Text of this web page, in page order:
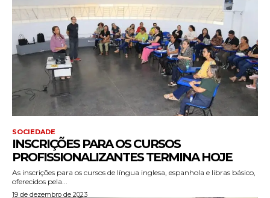
SOCIEDADE
INSCRIÇÕES PARA OS CURSOS
PROFISSIONALIZANTES TERMINA HOJE
As inscrições para os cursos de língua inglesa, espanhola e libras básico,
oferecidos pela...
19 de dezembro de 2023